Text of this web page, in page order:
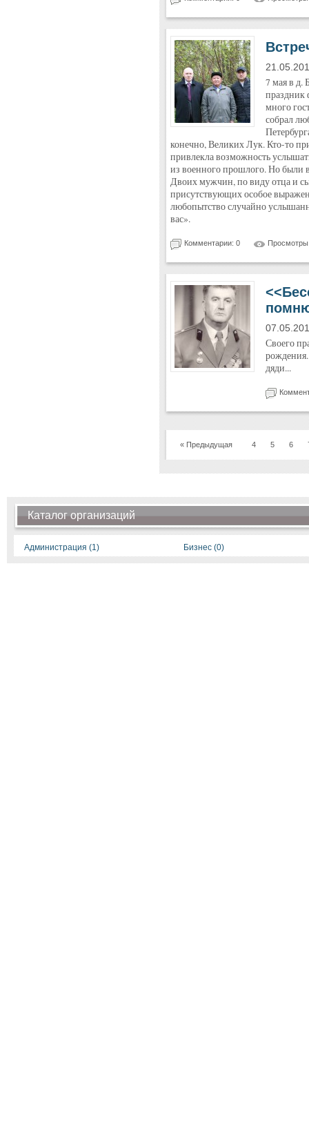
7 мая в д.
праздник
много
собрал
конечно, Великих Лук. Кто-то
привлекла возможность
из военного прошлого. Но были
Двоих мужчин, по виду отца и
присутствующих особое
любопытство случайно
вас».
Комментарии: 0
Своего
дяди...
« Предыдущая 4 5 6
Каталог организаций
Администрация (1) Бизнес (0)